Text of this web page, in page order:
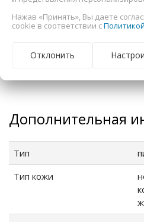
Хранение:при t от +5°C до
прямых солнечных лучей.
производства (см. на
Дополнительная
Тип
Тип кожи
Нажав «Принять», Вы даете
cookie в соответствии с
Отклонить